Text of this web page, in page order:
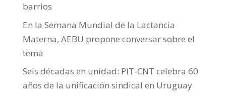
barrios
En la Semana Mundial de la Lactancia
Materna, AEBU propone conversar sobre el
tema
Seis décadas en unidad: PIT-CNT celebra 60
años de la unificación sindical en Uruguay